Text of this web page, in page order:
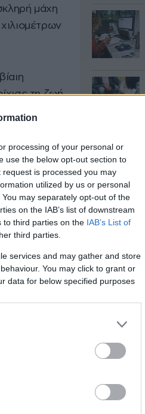
processing of your personal or
use the below opt-out section to
is processed you may
utilized by us or personal
may separately opt-out of the
on the IAB’s list of downstream
to third parties on the IAB’s List of
third parties.
services and may gather and store
You may click to grant or
data for below specified purposes
μάχη
τη ζωή
οι
τους